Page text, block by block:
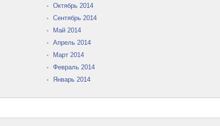
Октябрь 2014
Сентябрь 2014
Май 2014
Апрель 2014
Март 2014
Февраль 2014
Январь 2014